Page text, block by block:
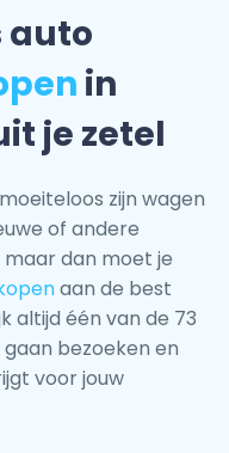
auto
in
je zetel
zijn wagen
of andere
dan moet je
aan de best
altijd één van de 73
bezoeken en
voor jouw